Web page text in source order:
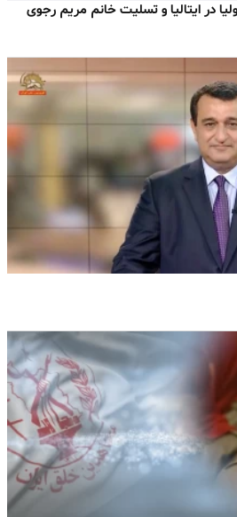
در ایتالیا و تسلیت خانم مریم رجوی